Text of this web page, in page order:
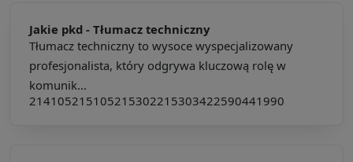
Jakie pkd - Tłumacz techniczny
Tłumacz techniczny to wysoce wyspecjalizowany
profesjonalista, który odgrywa kluczową rolę w
komunik...
214105215105215302215303422590441990